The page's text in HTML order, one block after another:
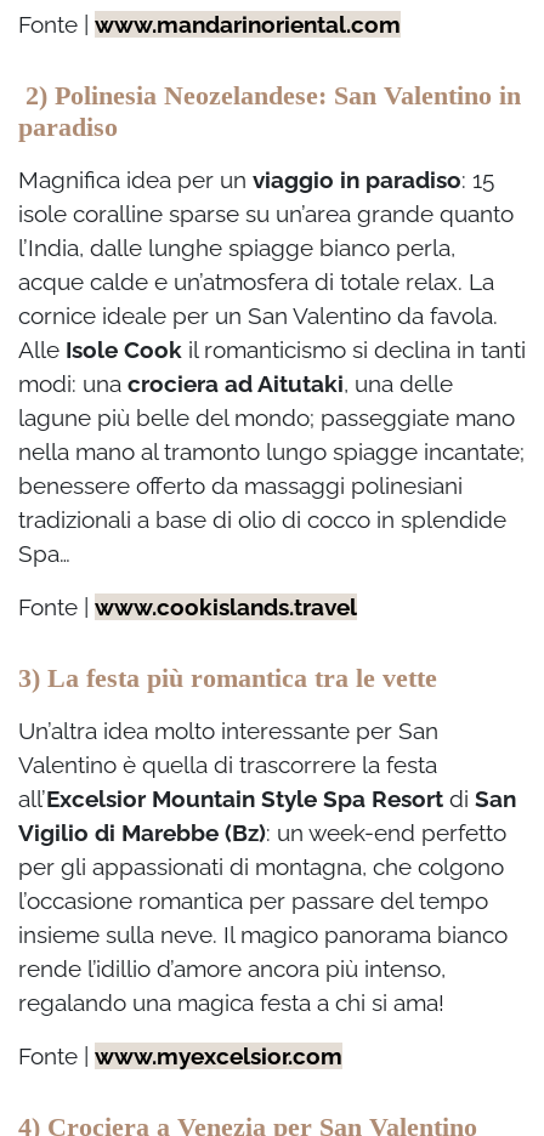
Fonte | www.mandarinoriental.com
2) Polinesia Neozelandese: San Valentino in
paradiso
Magnifica idea per un viaggio in paradiso: 15
isole coralline sparse su un’area grande quanto
l’India, dalle lunghe spiagge bianco perla,
acque calde e un’atmosfera di totale relax. La
cornice ideale per un San Valentino da favola.
Alle Isole Cook il romanticismo si declina in tanti
modi: una crociera ad Aitutaki, una delle
lagune più belle del mondo; passeggiate mano
nella mano al tramonto lungo spiagge incantate;
benessere offerto da massaggi polinesiani
tradizionali a base di olio di cocco in splendide
Spa…
Fonte | www.cookislands.travel
3) La festa più romantica tra le vette
Un’altra idea molto interessante per San
Valentino è quella di trascorrere la festa
all’Excelsior Mountain Style Spa Resort di San
Vigilio di Marebbe (Bz): un week-end perfetto
per gli appassionati di montagna, che colgono
l’occasione romantica per passare del tempo
insieme sulla neve. Il magico panorama bianco
rende l’idillio d’amore ancora più intenso,
regalando una magica festa a chi si ama!
Fonte | www.myexcelsior.com
4) Crociera a Venezia per San Valentino